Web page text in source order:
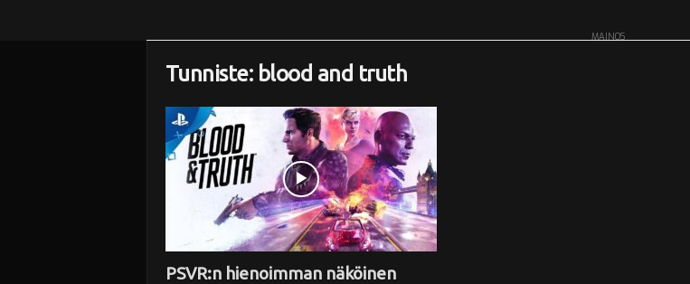
MAINOS
Tunniste: blood and truth
PSVR:n hienoimman näköinen